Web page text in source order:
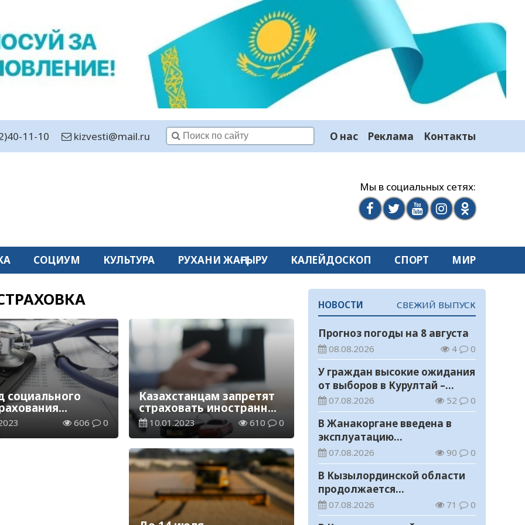
11-10 kizvesti@mail.ru О нас Реклама Контакты
Мы в социальных сетях:
СОЦИУМ КУЛЬТУРА РУХАНИ ЖАҢҒЫРУ КАЛЕЙДОСКОП СПОРТ МИР
социального
58,4 млрд
606 0
Казахстанцам запретят
cтраховать иностранные
машины
10.01.2023 610 0
НОВОСТИ СВЕЖИЙ ВЫПУСК
Прогноз погоды на 8 августа
08.08.2026 4 0
У граждан высокие ожидания
от выборов в Курултай –
опрос общественного мнения
07.08.2026 52 0
В Жанакоргане введена в
эксплуатацию
водораспределительная
станция
07.08.2026 90 0
В Кызылординской области
продолжается
экологическая акция «Таза
Қазақстан»
07.08.2026 71 0